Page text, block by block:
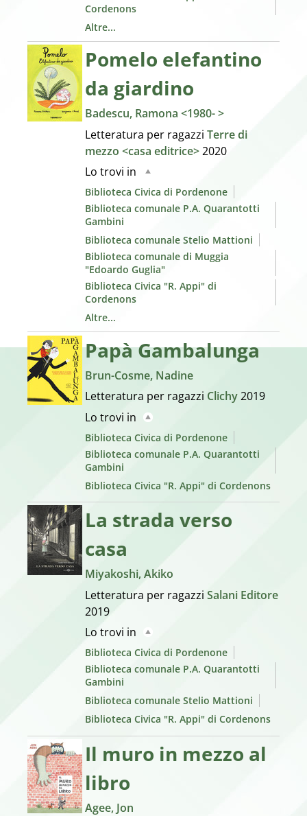
Cordenons
Altre...
Pomelo elefantino
da giardino
Badescu, Ramona <1980- >
Letteratura per ragazziTerre di
mezzo <casa editrice>2020
Lo trovi in
Biblioteca Civica di Pordenone
Biblioteca comunale P.A. Quarantotti
Gambini
Biblioteca comunale Stelio Mattioni
Biblioteca comunale di Muggia
"Edoardo Guglia"
Biblioteca Civica "R. Appi" di
Cordenons
Altre...
Papà Gambalunga
Brun-Cosme, Nadine
Letteratura per ragazzi Clichy2019
Lo trovi in
Biblioteca Civica di Pordenone
Biblioteca comunale P.A. Quarantotti
Gambini
Biblioteca Civica "R. Appi" di Cordenons
La strada verso
casa
Miyakoshi, Akiko
Letteratura per ragazziSalani Editore
2019
Lo trovi in
Biblioteca Civica di Pordenone
Biblioteca comunale P.A. Quarantotti
Gambini
Biblioteca comunale Stelio Mattioni
Biblioteca Civica "R. Appi" di Cordenons
Il muro in mezzo al
libro
Agee, Jon